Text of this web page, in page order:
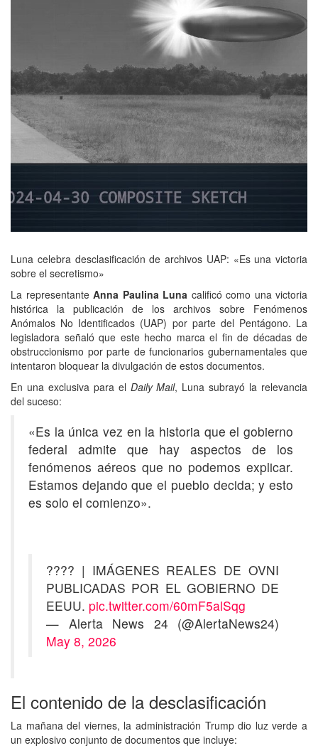
Luna celebra desclasificación de archivos UAP: «Es una victoria
sobre el secretismo»
La representante Anna Paulina Luna calificó como una victoria
histórica la publicación de los archivos sobre Fenómenos
Anómalos No Identificados (UAP) por parte del Pentágono. La
legisladora señaló que este hecho marca el fin de décadas de
obstruccionismo por parte de funcionarios gubernamentales que
intentaron bloquear la divulgación de estos documentos.
En una exclusiva para el Daily Mail, Luna subrayó la relevancia
del suceso:
«Es la única vez en la historia que el gobierno
federal admite que hay aspectos de los
fenómenos aéreos que no podemos explicar.
Estamos dejando que el pueblo decida; y esto
es solo el comienzo».
???? | IMÁGENES REALES DE OVNI
PUBLICADAS POR EL GOBIERNO DE
EEUU. pic.twitter.com/60mF5alSqg
— Alerta News 24 (@AlertaNews24)
May 8, 2026
El contenido de la desclasificación
La mañana del viernes, la administración Trump dio luz verde a
un explosivo conjunto de documentos que incluye: